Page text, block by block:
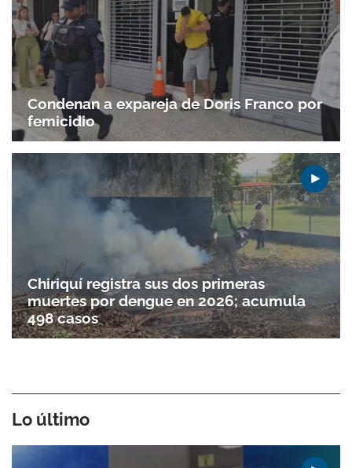
Condenan a expareja de Doris Franco por
femicidio
Chiriquí registra sus dos primeras
muertes por dengue en 2026; acumula
498 casos
Lo último